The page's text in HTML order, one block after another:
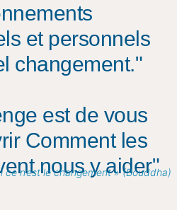
et personnels
changement."
est de vous
Comment les
nous y aider"
ce n’est le changement » (Bouddha)